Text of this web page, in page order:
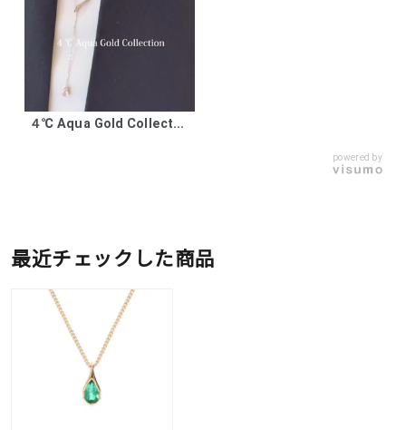
４℃ Aqua Gold Collect...
powered by
最近チェックした商品